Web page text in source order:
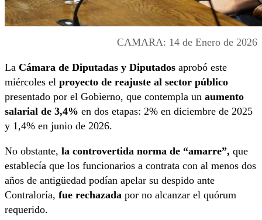
CAMARA: 14 de Enero de 2026
La Cámara de Diputadas y Diputados aprobó este
miércoles el proyecto de reajuste al sector público
presentado por el Gobierno, que contempla un aumento
salarial de 3,4% en dos etapas: 2% en diciembre de 2025
y 1,4% en junio de 2026.
No obstante, la controvertida norma de “amarre”, que
establecía que los funcionarios a contrata con al menos dos
años de antigüedad podían apelar su despido ante
Contraloría, fue rechazada por no alcanzar el quórum
requerido.